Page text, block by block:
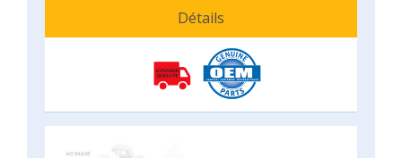
Détails